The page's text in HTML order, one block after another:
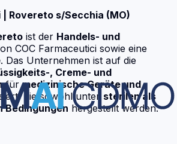
| Rovereto s/Secchia (MO)
ist der Handels- und
COC Farmaceutici sowie eine
. Das Unternehmen ist auf die
, Creme- und
fürmedizinische Geräte und
die sowohl unter sterilen als
Bedingungen hergestellt werden.